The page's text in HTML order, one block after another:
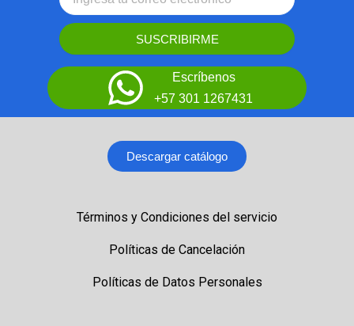
SUSCRIBIRME
Escríbenos
+57 301 1267431
Descargar catálogo
Términos y Condiciones del servicio
Políticas de Cancelación
Políticas de Datos Personales